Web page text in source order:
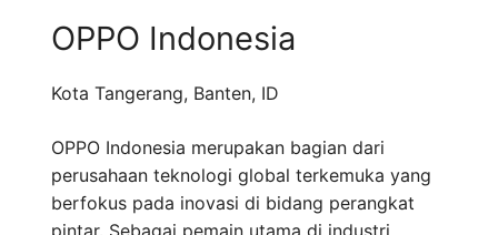
OPPO Indonesia
Kota Tangerang, Banten, ID
OPPO Indonesia merupakan bagian dari
perusahaan teknologi global terkemuka yang
berfokus pada inovasi di bidang perangkat